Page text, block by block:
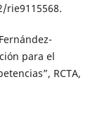
rie9115568.
para el
RCTA,